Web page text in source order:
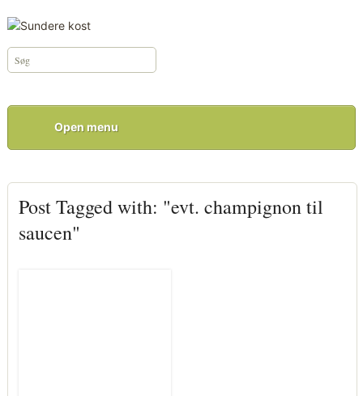
Open menu
Post Tagged with: "evt. champignon til
saucen"